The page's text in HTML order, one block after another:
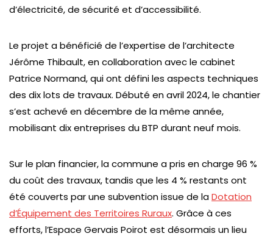
d’électricité, de sécurité et d’accessibilité.
Le projet a bénéficié de l’expertise de l’architecte
Jérôme Thibault, en collaboration avec le cabinet
Patrice Normand, qui ont défini les aspects techniques
des dix lots de travaux. Débuté en avril 2024, le chantier
s’est achevé en décembre de la même année,
mobilisant dix entreprises du BTP durant neuf mois.
Sur le plan financier, la commune a pris en charge 96 %
du coût des travaux, tandis que les 4 % restants ont
été couverts par une subvention issue de laDotation
d’Équipement des Territoires Ruraux. Grâce à ces
efforts, l’Espace Gervais Poirot est désormais un lieu